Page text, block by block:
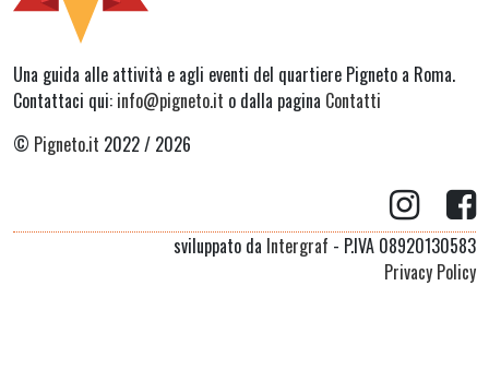
Una guida alle attività e agli eventi del quartiere Pigneto a Roma.
Contattaci qui: info@pigneto.it o dalla pagina Contatti
© Pigneto.it 2022 / 2026
sviluppato da Intergraf - P.IVA 08920130583
Privacy Policy